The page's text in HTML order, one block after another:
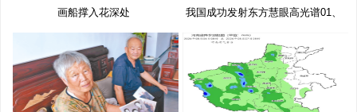
画船撑入花深处
我国成功发射东方慧眼高光谱01、